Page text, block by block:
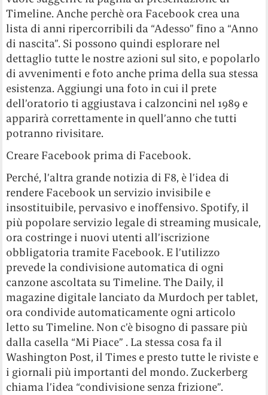
Timeline. Anche perchè ora Facebook crea una
lista di anni ripercorribili da “Adesso” fino a “Anno
di nascita”. Si possono quindi esplorare nel
dettaglio tutte le nostre azioni sul sito, e popolarlo
di avvenimenti e foto anche prima della sua stessa
esistenza. Aggiungi una foto in cui il prete
dell’oratorio ti aggiustava i calzoncini nel 1989 e
apparirà correttamente in quell’anno che tutti
potranno rivisitare.
Creare Facebook prima di Facebook.
Perché, l’altra grande notizia di F8, è l’idea di
rendere Facebook un servizio invisibile e
insostituibile, pervasivo e inoffensivo. Spotify, il
più popolare servizio legale di streaming musicale,
ora costringe i nuovi utenti all’iscrizione
obbligatoria tramite Facebook. E l’utilizzo
prevede la condivisione automatica di ogni
canzone ascoltata su Timeline. The Daily, il
magazine digitale lanciato da Murdoch per tablet,
ora condivide automaticamente ogni articolo
letto su Timeline. Non c’è bisogno di passare più
dalla casella “Mi Piace” . La stessa cosa fa il
Washington Post, il Times e presto tutte le riviste e
i giornali più importanti del mondo. Zuckerberg
chiama l’idea “condivisione senza frizione”.